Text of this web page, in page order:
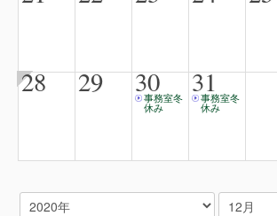
28 29 30
事務室冬
休み
31
事務室冬
休み